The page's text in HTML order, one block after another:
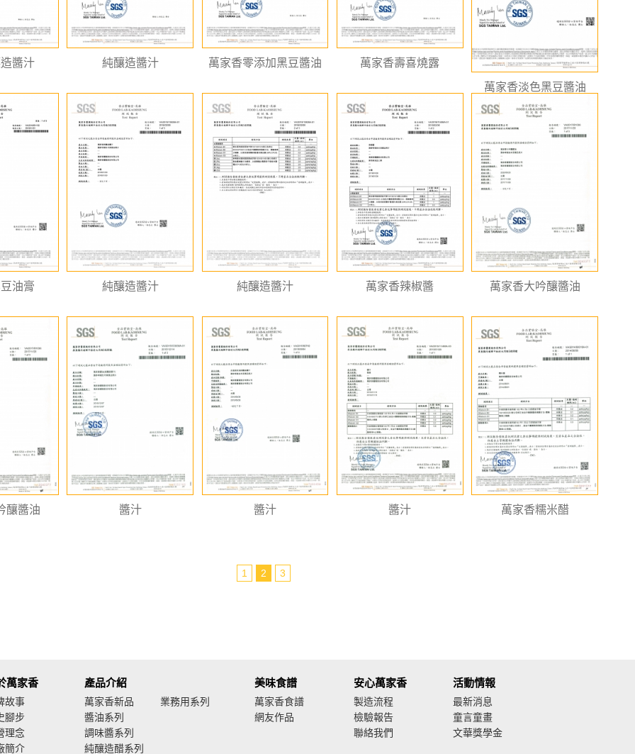
醬汁 純釀造醬汁 萬家香零添加黑豆醬油 萬家香壽喜燒露
萬家香淡色黑豆醬油
油膏 純釀造醬汁 純釀造醬汁 萬家香辣椒醬 萬家香大吟釀醬油
釀醬油 醬汁 醬汁 醬汁 萬家香糯米醋
1 2 3
萬家香
故事
腳步
理念
簡介
產品介紹
萬家香新品
醬油系列
調味醬系列
純釀造醋系列
業務用系列
美味食譜
萬家香食譜
網友作品
安心萬家香
製造流程
檢驗報告
聯絡我們
活動情報
最新消息
童言童畫
文華獎學金